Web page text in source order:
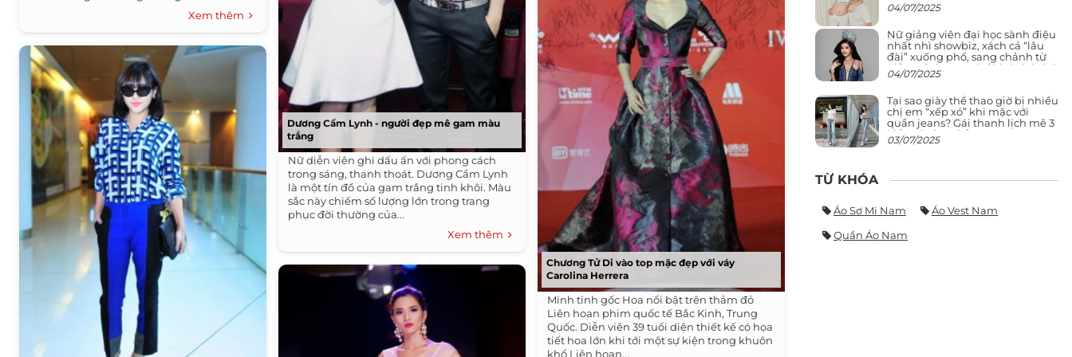
Xem thêm
Dương Cẩm Lynh - người đẹp mê gam màu
trắng
Nữ diễn viên ghi dấu ấn với phong cách
trong sáng, thanh thoát. Dương Cẩm Lynh
là một tín đồ của gam trắng tinh khôi. Màu
sắc này chiếm số lượng lớn trong trang
phục đời thường của...
Xem thêm
Chương Tử Di vào top mặc đẹp với váy
Carolina Herrera
Minh tinh gốc Hoa nổi bật trên thảm đỏ
Liên hoan phim quốc tế Bắc Kinh, Trung
Quốc. Diễn viên 39 tuổi diện thiết kế có họa
tiết hoa lớn khi tới một sự kiện trong khuôn
khổ Liên hoan...
04/07/2025
Nữ giảng viên đại học sành điệu
nhất nhì showbiz, xách cả “lâu
đài” xuống phố, sang chảnh từ
giảng đường ra phố khó ai đọ lại
04/07/2025
Tại sao giày thể thao giờ bị nhiều
chị em “xếp xó” khi mặc với
quần jeans? Gái thanh lịch mê 3
kiểu này hơn hẳn
03/07/2025
TỪ KHÓA
Áo Sơ Mi Nam
Áo Vest Nam
Quần Áo Nam